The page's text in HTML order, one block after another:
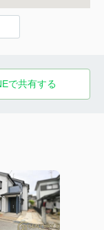
で共有する